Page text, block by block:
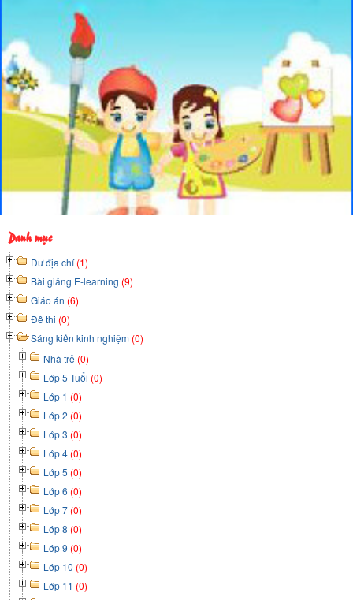
Danh mục
Dư địa chí(1)
Bài giảng E-learning (9)
Giáo án (6)
Đề thi (0)
Sáng kiến kinh nghiệm (0)
Nhà trẻ (0)
Lớp 5 Tuổi (0)
Lớp 1 (0)
Lớp 2 (0)
Lớp 3 (0)
Lớp 4 (0)
Lớp 5 (0)
Lớp 6 (0)
Lớp 7 (0)
Lớp 8 (0)
Lớp 9 (0)
Lớp 10 (0)
Lớp 11 (0)